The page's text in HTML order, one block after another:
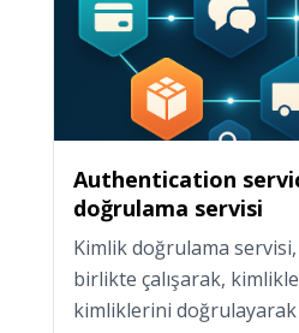
Authentication
doğrulama servisi
Kimlik doğrulama servisi,
birlikte çalışarak,
kimliklerini